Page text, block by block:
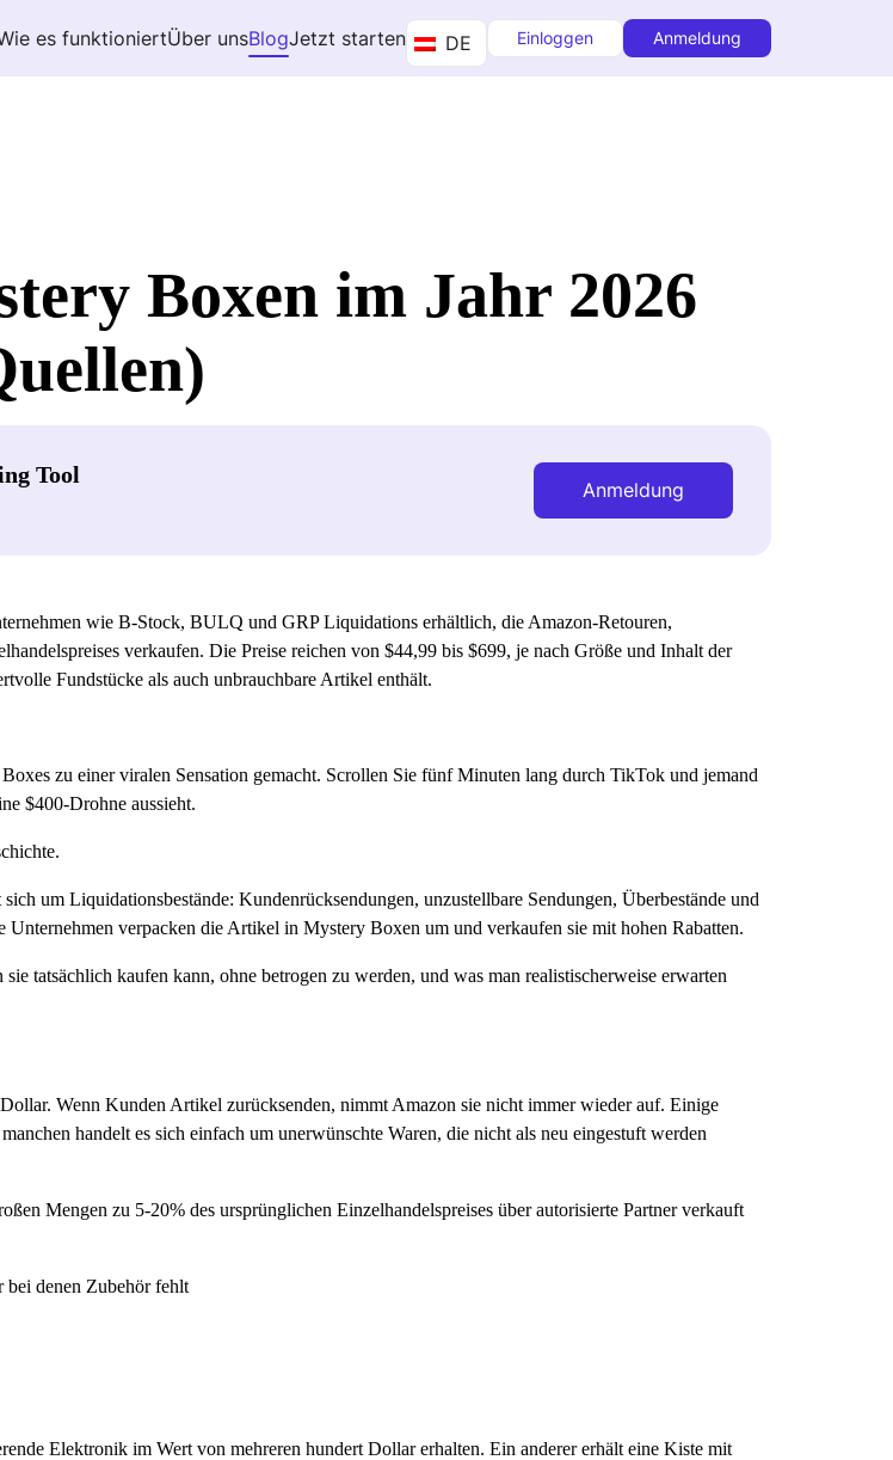
es funktioniertÜber unsBlogJetzt starten DE Einloggen Anmeldung
Boxen im Jahr 2026
Tool
Anmeldung
wie B-Stock, BULQ und GRP Liquidations erhältlich, die Amazon-Retouren,
verkaufen. Die Preise reichen von $44,99 bis $699, je nach Größe und Inhalt der
Fundstücke als auch unbrauchbare Artikel enthält.
zu einer viralen Sensation gemacht. Scrollen Sie fünf Minuten lang durch TikTok und jemand
$400-Drohne aussieht.
um Liquidationsbestände: Kundenrücksendungen, unzustellbare Sendungen, Überbestände und
verpacken die Artikel in Mystery Boxen um und verkaufen sie mit hohen Rabatten.
tatsächlich kaufen kann, ohne betrogen zu werden, und was man realistischerweise erwarten
Wenn Kunden Artikel zurücksenden, nimmt Amazon sie nicht immer wieder auf. Einige
handelt es sich einfach um unerwünschte Waren, die nicht als neu eingestuft werden
Mengen zu 5-20% des ursprünglichen Einzelhandelspreises über autorisierte Partner verkauft
bei denen Zubehör fehlt
Elektronik im Wert von mehreren hundert Dollar erhalten. Ein anderer erhält eine Kiste mit